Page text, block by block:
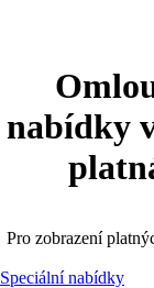
nabídky
Pro zobrazení
Speciální nabídky